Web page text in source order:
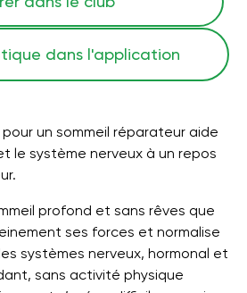
dans l'application
un sommeil réparateur aide
le système nerveux à un repos
profond et sans rêves que
ses forces et normalise
systèmes nerveux, hormonal et
sans activité physique